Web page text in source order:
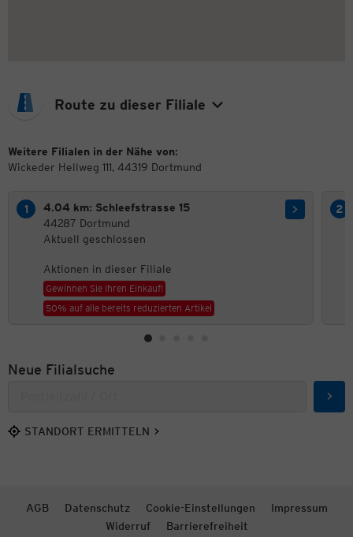
Route zu dieser Filiale
Weitere Filialen in der Nähe von:
Wickeder Hellweg 111, 44319 Dortmund
4.04 km: Schleefstrasse 15
44287 Dortmund
Aktuell geschlossen
Aktionen in dieser Filiale
Gewinnen Sie Ihren Einkauf!
50% auf alle bereits reduzierten Artikel
Neue Filialsuche
STANDORT ERMITTELN
AGB Datenschutz Cookie-Einstellungen
Impressum
Widerruf
Barrierefreiheit